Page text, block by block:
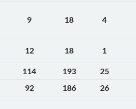
9 18 4
12 18 1
114 193
25
92 186 26